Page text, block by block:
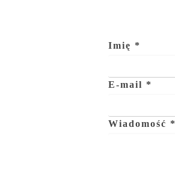
Imię *
E-mail *
Wiadomość *